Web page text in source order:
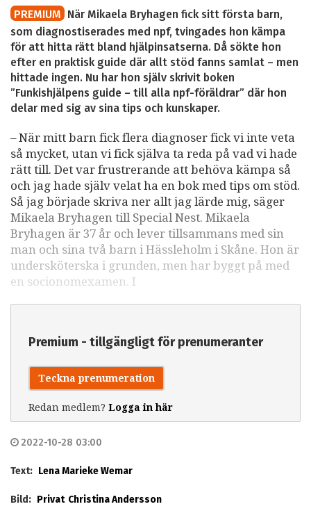
PREMIUM När Mikaela Bryhagen fick sitt första barn,
som diagnostiserades med npf, tvingades hon kämpa
för att hitta rätt bland hjälpinsatserna. Då sökte hon
efter en praktisk guide där allt stöd fanns samlat – men
hittade ingen. Nu har hon själv skrivit boken
”Funkishjälpens guide – till alla npf-föräldrar” där hon
delar med sig av sina tips och kunskaper.
– När mitt barn fick flera diagnoser fick vi inte veta
så mycket, utan vi fick själva ta reda på vad vi hade
rätt till. Det var frustrerande att behöva kämpa så
och jag hade själv velat ha en bok med tips om stöd.
Så jag började skriva ner allt jag lärde mig, säger
Mikaela Bryhagen till Special Nest. Mikaela
Bryhagen är 37 år och lever tillsammans med sin
man och sina två barn i Hässleholm i Skåne. Hon är
undersköterska i grunden, men har byggt på med
en socionomexamen. I
Premium - tillgängligt för prenumeranter
Teckna prenumeration
Redan medlem? Logga in här
2022-10-28 03:00
Text: Lena Marieke Wemar
Bild: Privat Christina Andersson